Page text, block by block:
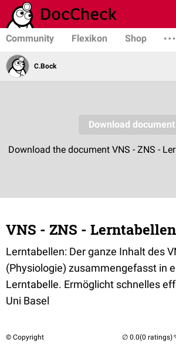
Community Flexikon Shop
C.Bock
VNS - ZNS - Lerntabellen
Lerntabellen: Der ganze Inhalt des
(Physiologie) zusammengefasst in
Lerntabelle. Ermöglicht schnelles
Uni Basel
© Copyright (0 ratings)